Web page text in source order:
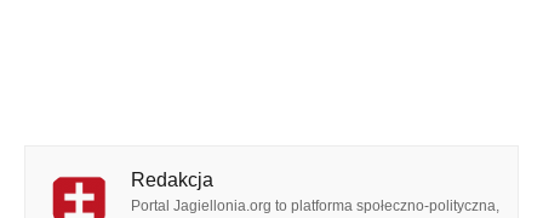
Redakcja
Portal Jagiellonia.org to platforma społeczno-polityczna,